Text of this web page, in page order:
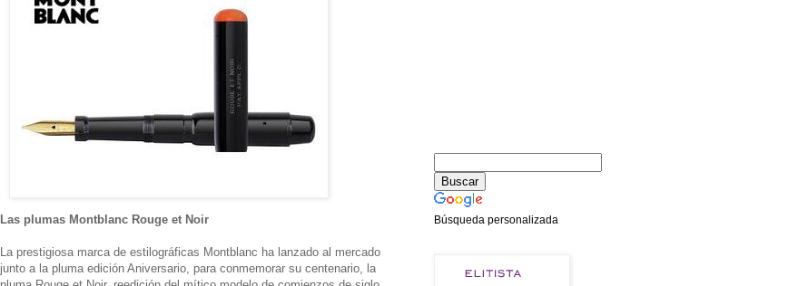
Las plumas Montblanc Rouge et Noir
La prestigiosa marca de estilográficas Montblanc ha lanzado al mercado
junto a la pluma edición Aniversario, para conmemorar su centenario, la
Búsqueda personalizada